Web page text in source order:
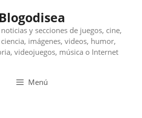
Blogodisea
y secciones de juegos, cine,
imágenes, videos, humor,
videojuegos, música o Internet
Menú